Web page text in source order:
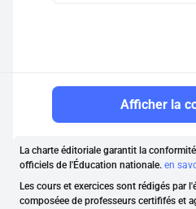
Afficher la
La charte éditoriale garantit la
officiels de l'Éducation nationale. en
Les cours et exercices sont rédigés par
composéee de professeurs certififés et